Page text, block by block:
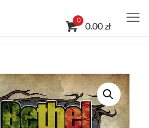
0
0.00 zł